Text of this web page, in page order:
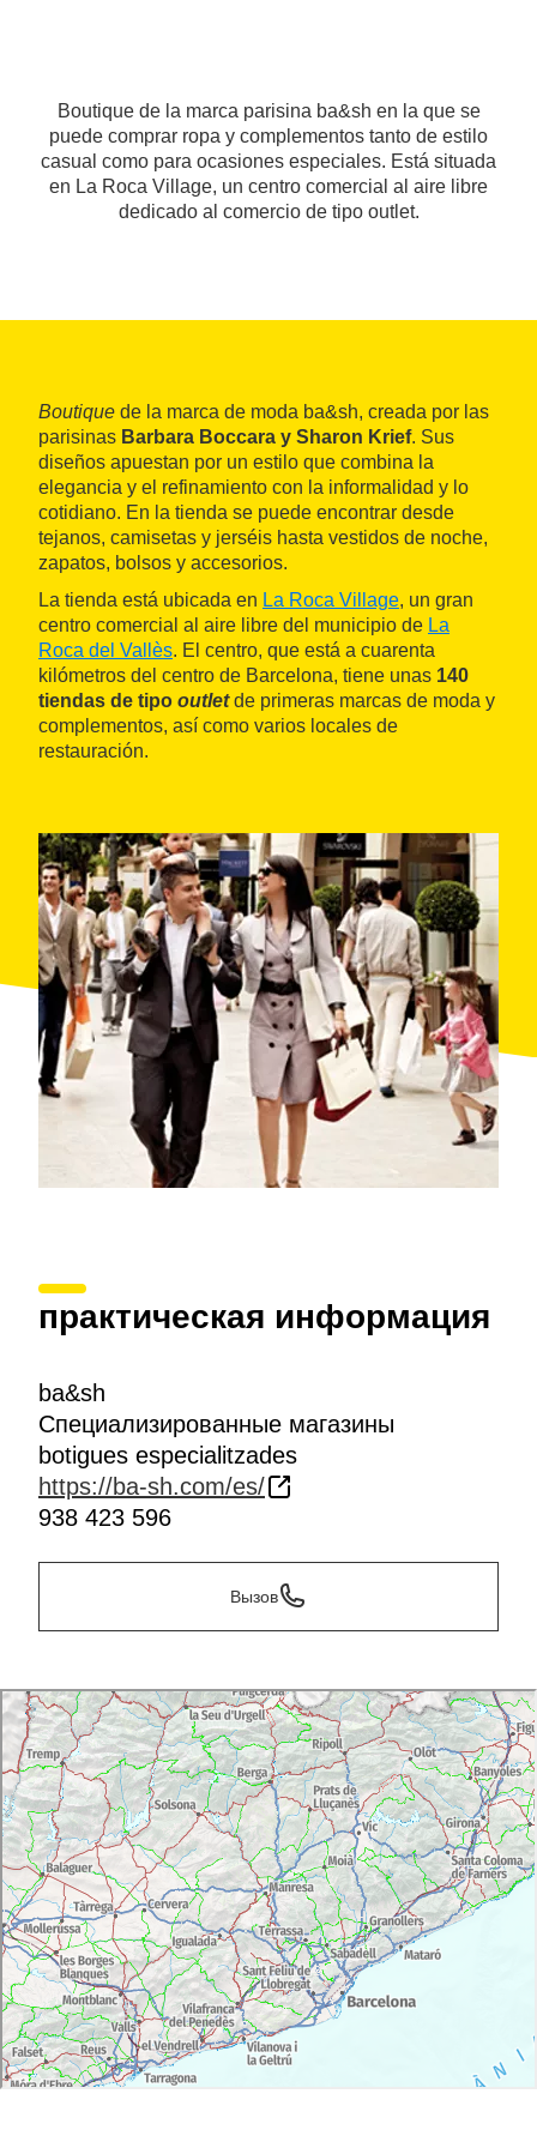
Boutique de la marca parisina ba&sh en la que se
puede comprar ropa y complementos tanto de estilo
casual como para ocasiones especiales. Está situada
en La Roca Village, un centro comercial al aire libre
dedicado al comercio de tipo outlet.
Boutique de la marca de moda ba&sh, creada por las
parisinas Barbara Boccara y Sharon Krief. Sus
diseños apuestan por un estilo que combina la
elegancia y el refinamiento con la informalidad y lo
cotidiano. En la tienda se puede encontrar desde
tejanos, camisetas y jerséis hasta vestidos de noche,
zapatos, bolsos y accesorios.
La tienda está ubicada en La Roca Village, un gran
centro comercial al aire libre del municipio de La
Roca del Vallès. El centro, que está a cuarenta
kilómetros del centro de Barcelona, tiene unas 140
tiendas de tipo outletde primeras marcas de moda y
complementos, así como varios locales de
restauración.
практическая информация
ba&sh
Специализированные магазины
botigues especialitzades
https://ba-sh.com/es/
938 423 596
Вызов